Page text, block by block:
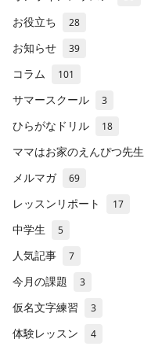
お役立ち 28
お知らせ 39
コラム 101
サマースクール 3
ひらがなドリル 18
ママはお家のえんぴつ先生
メルマガ 69
レッスンリポート 17
中学生 5
人気記事 7
今月の課題 3
仮名文字練習 3
体験レッスン 4